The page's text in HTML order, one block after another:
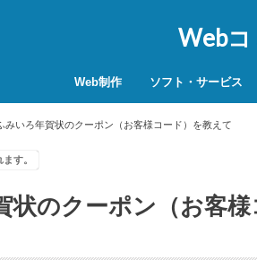
Webコ
Web制作 ソフト・サービス
みいろ年賀状のクーポン（お客様コード）を教えて
す。
状のクーポン（お客